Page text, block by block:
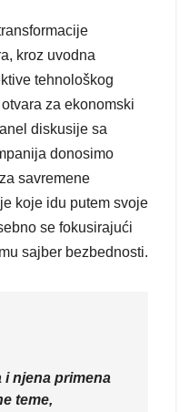
kroz uvodna
tehnološkog
za ekonomski
diskusije sa
donosimo
savremene
koje idu putem svoje
se fokusirajući
sajber bezbednosti.
i njena primena
teme,